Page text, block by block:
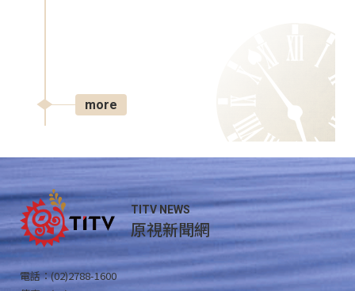
more
TITV NEWS
原視新聞網
電話：(02)2788-1600